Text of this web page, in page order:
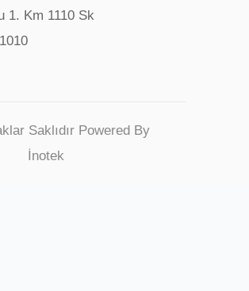
1. Km 1110 Sk
Saklıdır Powered By
İnotek